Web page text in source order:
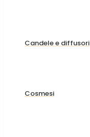
Candele e diffusori
Cosmesi